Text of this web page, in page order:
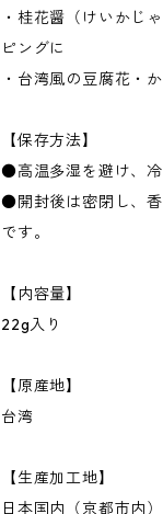
・桂花醤（けいかじ
ピングに
・台湾風の豆腐花・
【保存方法】
●高温多湿を避け、冷
●開封後は密閉し、
です。
【内容量】
22g入り
【原産地】
台湾
【生産加工地】
日本国内（京都市内）